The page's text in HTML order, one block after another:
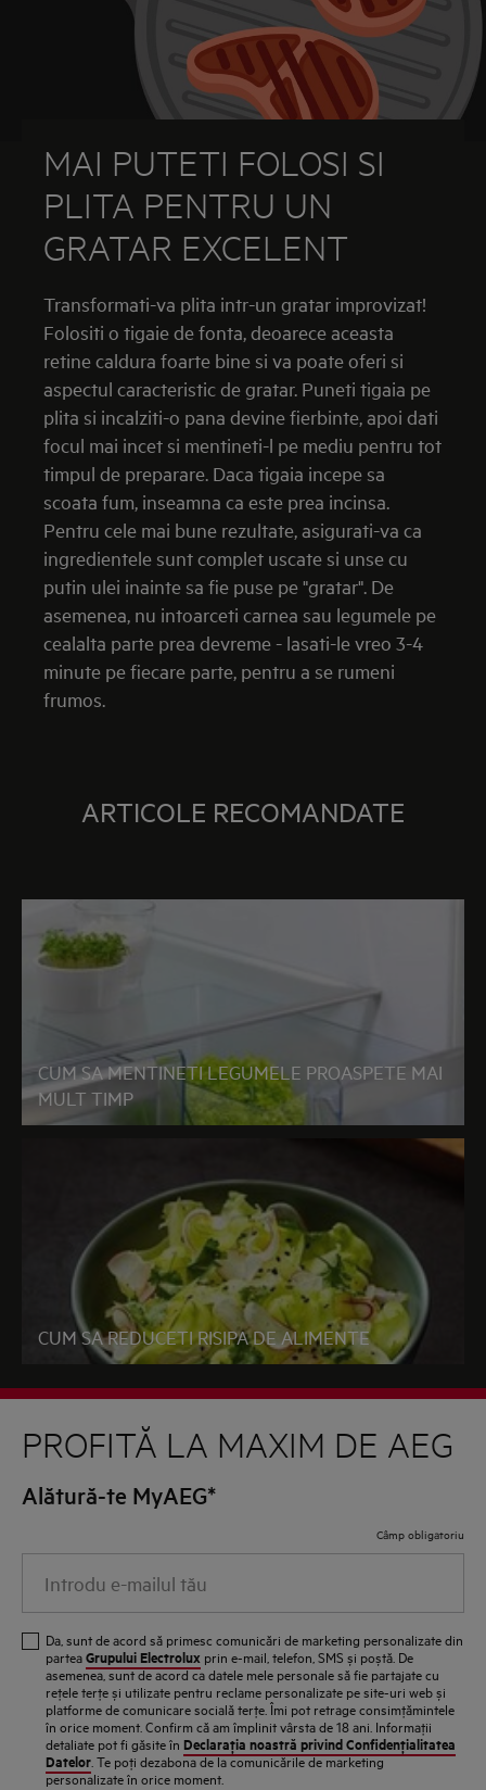
MAI PUTETI FOLOSI SI
PLITA PENTRU UN
GRATAR EXCELENT
Transformati-va plita intr-un gratar improvizat!
Folositi o tigaie de fonta, deoarece aceasta
retine caldura foarte bine si va poate oferi si
aspectul caracteristic de gratar. Puneti tigaia pe
plita si incalziti-o pana devine fierbinte, apoi dati
focul mai incet si mentineti-l pe mediu pentru tot
timpul de preparare. Daca tigaia incepe sa
scoata fum, inseamna ca este prea incinsa.
Pentru cele mai bune rezultate, asigurati-va ca
ingredientele sunt complet uscate si unse cu
putin ulei inainte sa fie puse pe "gratar". De
asemenea, nu intoarceti carnea sau legumele pe
cealalta parte prea devreme - lasati-le vreo 3-4
minute pe fiecare parte, pentru a se rumeni
frumos.
ARTICOLE RECOMANDATE
CUM SA MENTINETI LEGUMELE PROASPETE MAI
MULT TIMP
CUM SA REDUCETI RISIPA DE ALIMENTE
PROFITĂ LA MAXIM DE AEG
Alătură-te MyAEG*
Câmp obligatoriu
tăuDa, sunt de acord să primesc comunicări de marketing personalizate din
parteaGrupului Electrolux prin e-mail, telefon, SMS și poștă. De
asemenea, sunt de acord ca datele mele personale să fie partajate cu
reţele terţe și utilizate pentru reclame personalizate pe site-uri web și
platforme de comunicare socială terţe. Îmi pot retrage consimţămintele
în orice moment. Confirm că am împlinit vârsta de 18 ani. Informaţii
detaliate pot fi găsite în Declaraţia noastră privind Confidenţialitatea
Datelor . Te poţi dezabona de la comunicările de marketing
personalizate în orice moment.